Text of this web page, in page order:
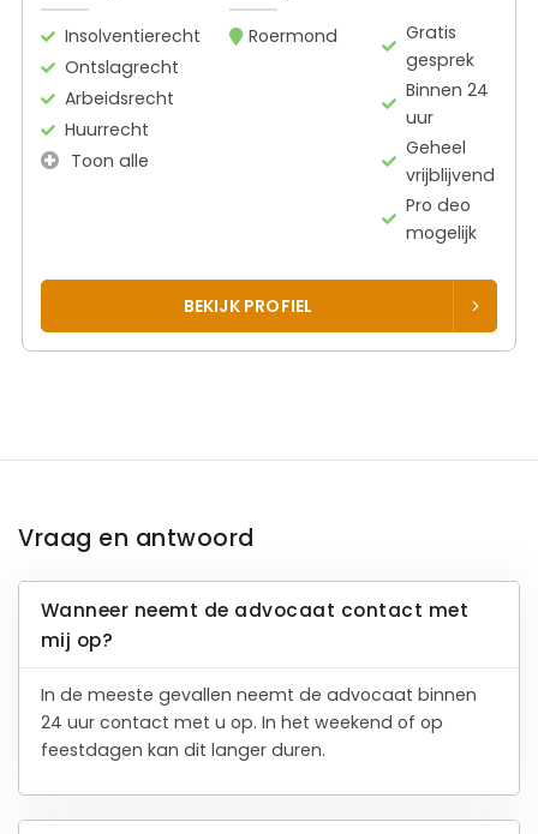
Insolventierecht
Ontslagrecht
Arbeidsrecht
Huurrecht
Toon alle
Roermond
Gratis
gesprek
Binnen 24
uur
Geheel
vrijblijvend
Pro deo
mogelijk
BEKIJK PROFIEL
Vraag en antwoord
Wanneer neemt de advocaat contact met
mij op?
In de meeste gevallen neemt de advocaat binnen
24 uur contact met u op. In het weekend of op
feestdagen kan dit langer duren.